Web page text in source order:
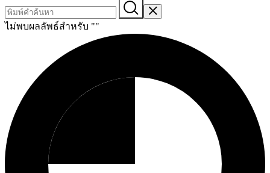
ไม่พบผลลัพธ์สำหรับ ""